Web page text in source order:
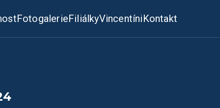
FotogalerieFiliálkyVincentíniKontakt